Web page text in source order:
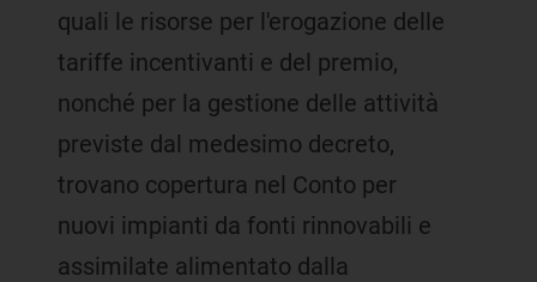
quali le risorse per l'erogazione delle
tariffe incentivanti e del premio,
nonché per la gestione delle attività
previste dal medesimo decreto,
trovano copertura nel Conto per
nuovi impianti da fonti rinnovabili e
assimilate alimentato dalla